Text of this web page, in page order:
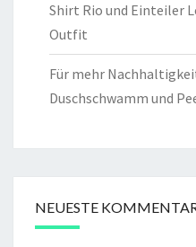
Shirt Rio und Einteiler
Outfit
Für mehr
Duschschwamm und
NEUESTE